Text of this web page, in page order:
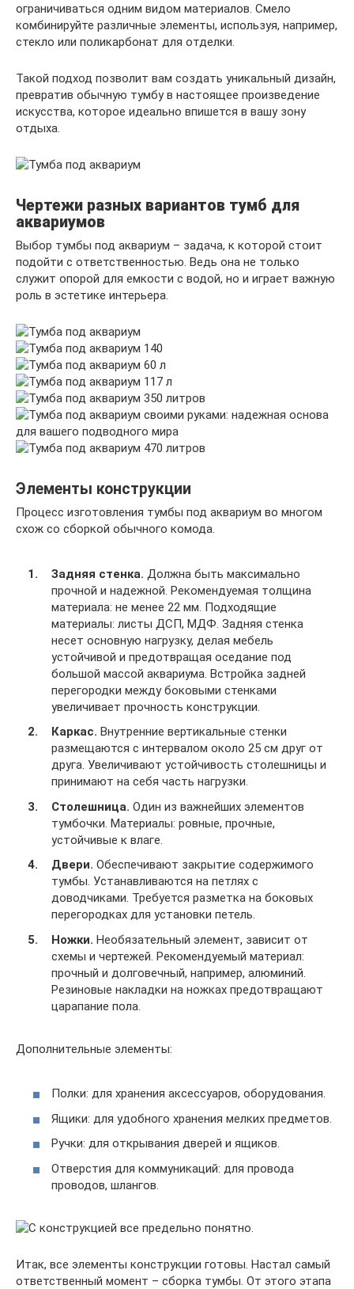
ограничиваться одним видом материалов. Смело
комбинируйте различные элементы, используя, например,
стекло или поликарбонат для отделки.
Такой подход позволит вам создать уникальный дизайн,
превратив обычную тумбу в настоящее произведение
искусства, которое идеально впишется в вашу зону
отдыха.
Чертежи разных вариантов тумб для
аквариумов
Выбор тумбы под аквариум – задача, к которой стоит
подойти с ответственностью. Ведь она не только
служит опорой для емкости с водой, но и играет важную
роль в эстетике интерьера.
Элементы конструкции
Процесс изготовления тумбы под аквариум во многом
схож со сборкой обычного комода.
Задняя стенка. Должна быть максимально
прочной и надежной. Рекомендуемая толщина
материала: не менее 22 мм. Подходящие
материалы: листы ДСП, МДФ. Задняя стенка
несет основную нагрузку, делая мебель
устойчивой и предотвращая оседание под
большой массой аквариума. Встройка задней
перегородки между боковыми стенками
увеличивает прочность конструкции.
Каркас. Внутренние вертикальные стенки
размещаются с интервалом около 25 см друг от
друга. Увеличивают устойчивость столешницы и
принимают на себя часть нагрузки.
Столешница. Один из важнейших элементов
тумбочки. Материалы: ровные, прочные,
устойчивые к влаге.
Двери. Обеспечивают закрытие содержимого
тумбы. Устанавливаются на петлях с
доводчиками. Требуется разметка на боковых
перегородках для установки петель.
Ножки. Необязательный элемент, зависит от
схемы и чертежей. Рекомендуемый материал:
прочный и долговечный, например, алюминий.
Резиновые накладки на ножках предотвращают
царапание пола.
Дополнительные элементы:
Полки: для хранения аксессуаров, оборудования.
Ящики: для удобного хранения мелких предметов.
Ручки: для открывания дверей и ящиков.
Отверстия для коммуникаций: для провода
проводов, шлангов.
Итак, все элементы конструкции готовы. Настал самый
ответственный момент – сборка тумбы. От этого этапа